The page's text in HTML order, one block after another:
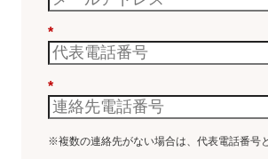
*
*
※複数の連絡先がない場合は、代表電話番号